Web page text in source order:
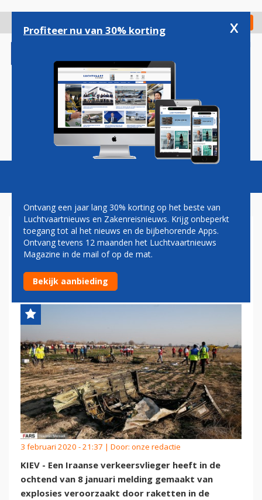
gaan
Check in
Magazine Podcasts Vacatures
'IRAANSE PILOOT MAAKTE
MELDING VAN
RAKETEXPLOSIES'
3 februari 2020 - 21:37 | Door: onze redactie
KIEV - Een Iraanse verkeersvlieger heeft in de
ochtend van 8 januari melding gemaakt van
explosies veroorzaakt door raketten in de
Profiteer nu van 30% korting x
Ontvang een jaar lang 30% korting op het beste van
Luchtvaartnieuws en Zakenreisnieuws. Krijg onbeperkt
toegang tot al het nieuws en de bijbehorende Apps.
Ontvang tevens 12 maanden het Luchtvaartnieuws
Magazine in de mail of op de mat.
Bekijk aanbieding